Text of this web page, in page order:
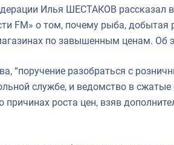
Илья ШЕСТАКОВ рассказал
FM» о том, почему рыба,
по завышенным ценам. Об
“поручение разобраться с
службе, и ведомство в сжатые
роста цен, взяв